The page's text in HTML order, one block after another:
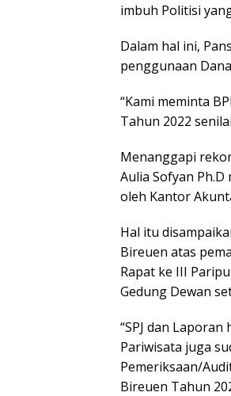
imbuh Politisi
Dalam hal ini,
penggunaan
“Kami meminta
Tahun 2022
Menanggapi
Aulia Sofyan
oleh Kantor
Hal itu
Bireuen atas
Rapat ke III
Gedung Dewan
“SPJ dan
Pariwisata juga
Pemeriksaan/
Bireuen Tahun